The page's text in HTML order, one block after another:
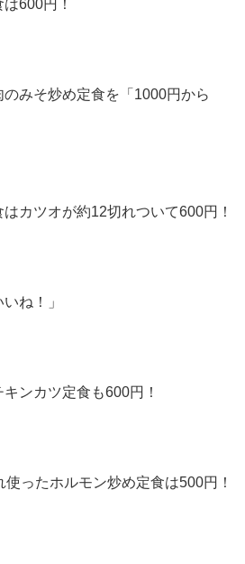
600円！
みそ炒め定食を「1000円から
カツオが約12切れついて600円！
ね！」
ンカツ定食も600円！
ったホルモン炒め定食は500円！